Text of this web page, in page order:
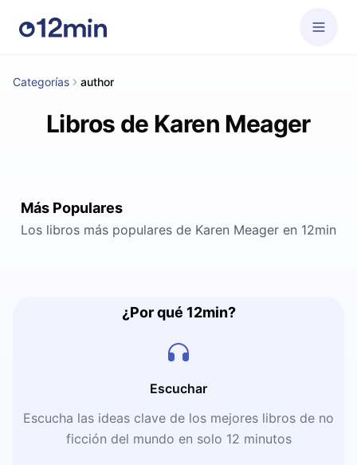
Categorías author
Libros de Karen Meager
Más Populares
Los libros más populares de Karen Meager en 12min
¿Por qué 12min?
Escuchar
Escucha las ideas clave de los mejores libros de no
ficción del mundo en solo 12 minutos